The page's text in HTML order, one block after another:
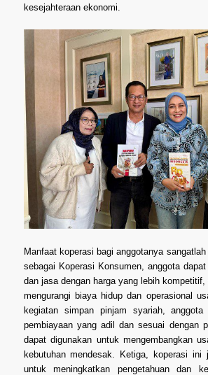
kesejahteraan ekonomi.
Manfaat koperasi bagi anggotanya
sebagai Koperasi Konsumen, anggota
dan jasa dengan harga yang lebih
mengurangi biaya hidup dan operasional
kegiatan simpan pinjam syariah,
pembiayaan yang adil dan sesuai dengan
dapat digunakan untuk mengembangkan
kebutuhan mendesak. Ketiga, koperasi ini
untuk meningkatkan pengetahuan dan